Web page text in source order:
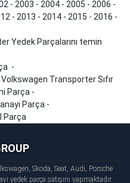
- 2003 - 2004 - 2005 - 2006 -
- 2013 - 2014 - 2015 - 2016 -
Yedek Parçalarını temin
-
TransporterSıfır
Parça -
Parça -
Parça
Skoda, Seat, Audi, Porsche
yedek parça satışını yapmaktadır.